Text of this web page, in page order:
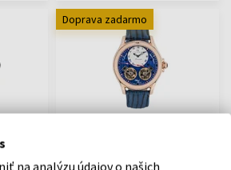
Doprava zadarmo
Pánske hodinky
na analýzu údajov o našich